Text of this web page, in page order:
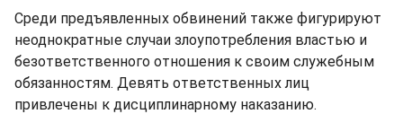
Среди предъявленных обвинений также фигурируют
неоднократные случаи злоупотребления властью и
безответственного отношения к своим служебным
обязанностям. Девять ответственных лиц
привлечены к дисциплинарному наказанию.